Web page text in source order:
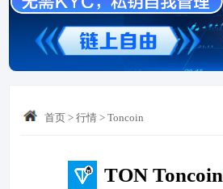
首页 >行情 >Toncoin
TON Toncoin